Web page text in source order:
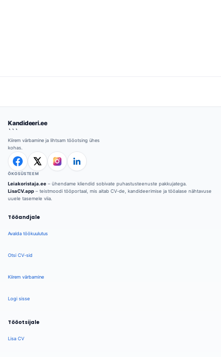
Kandideeri.ee
```
Kiirem värbamine ja lihtsam tööotsing ühes
kohas.
ÖKOSÜSTEEM
Leiakoristaja.ee – ühendame kliendid sobivate puhastusteenuste pakkujatega.
LisaCV.app – teistmoodi tööportaal, mis aitab CV-de, kandideerimise ja tööalase nähtavuse
uuele tasemele viia.
Tööandjale
Avalda töökuulutus
Otsi CV-sid
Kiirem värbamine
Logi sisse
Tööotsijale
Lisa CV